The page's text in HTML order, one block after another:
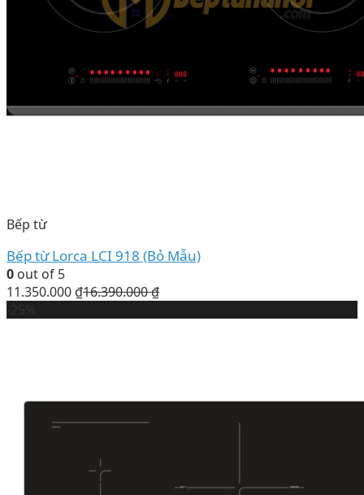
Bếp từ
Bếp từ Lorca LCI 918 (Bỏ Mẫu)
0 out of 5
11.350.000 ₫16.390.000₫